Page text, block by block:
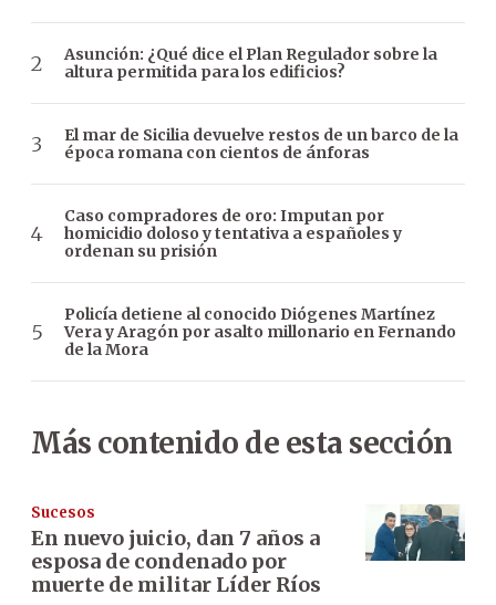
Asunción: ¿Qué dice el Plan Regulador sobre la
altura permitida para los edificios?
El mar de Sicilia devuelve restos de un barco de la
época romana con cientos de ánforas
Caso compradores de oro: Imputan por
homicidio doloso y tentativa a españoles y
ordenan su prisión
Policía detiene al conocido Diógenes Martínez
Vera y Aragón por asalto millonario en Fernando
de la Mora
Más contenido de esta sección
Sucesos
En nuevo juicio, dan 7 años a
esposa de condenado por
muerte de militar Líder Ríos